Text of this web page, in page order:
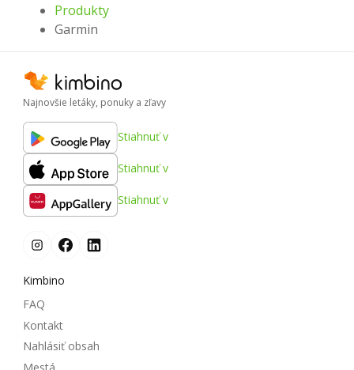
Produkty
Garmin
Najnovšie letáky, ponuky a zľavy
Stiahnuť v
Stiahnuť v
Stiahnuť v
Kimbino
FAQ
Kontakt
Nahlásiť obsah